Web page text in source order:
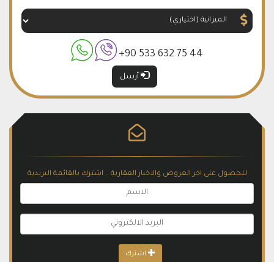
عن منطقة المشروع بيليك دوزو هي واحدة من أفضل المناطق التركية
و إحدى أرقى أحياء إسطنبول الأوروبية و النادرة في …
+90 533 632 75 44
للحصول على اخر العروض والاخبار العقارية .. اشترك بالقائمة البريدية
اشترك